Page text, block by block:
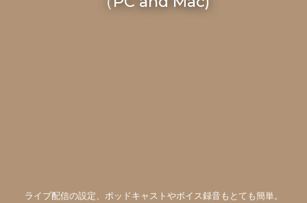
ライブ配信の設定、ポッドキャストやボイス録音もとても簡単。